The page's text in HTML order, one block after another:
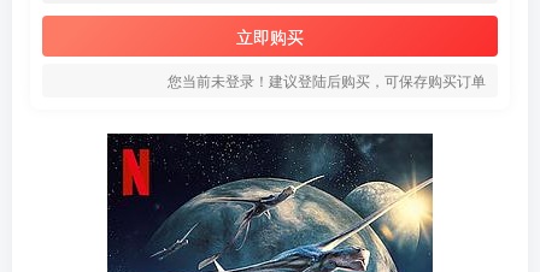
立即购买
您当前未登录！建议登陆后购买，可保存购买订单